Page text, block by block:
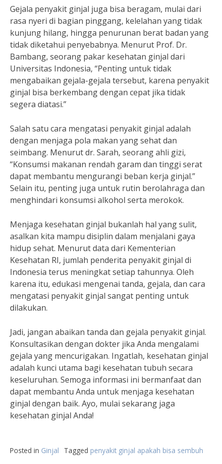
Gejala penyakit ginjal juga bisa beragam, mulai dari
rasa nyeri di bagian pinggang, kelelahan yang tidak
kunjung hilang, hingga penurunan berat badan yang
tidak diketahui penyebabnya. Menurut Prof. Dr.
Bambang, seorang pakar kesehatan ginjal dari
Universitas Indonesia, “Penting untuk tidak
mengabaikan gejala-gejala tersebut, karena penyakit
ginjal bisa berkembang dengan cepat jika tidak
segera diatasi.”
Salah satu cara mengatasi penyakit ginjal adalah
dengan menjaga pola makan yang sehat dan
seimbang. Menurut dr. Sarah, seorang ahli gizi,
“Konsumsi makanan rendah garam dan tinggi serat
dapat membantu mengurangi beban kerja ginjal.”
Selain itu, penting juga untuk rutin berolahraga dan
menghindari konsumsi alkohol serta merokok.
Menjaga kesehatan ginjal bukanlah hal yang sulit,
asalkan kita mampu disiplin dalam menjalani gaya
hidup sehat. Menurut data dari Kementerian
Kesehatan RI, jumlah penderita penyakit ginjal di
Indonesia terus meningkat setiap tahunnya. Oleh
karena itu, edukasi mengenai tanda, gejala, dan cara
mengatasi penyakit ginjal sangat penting untuk
dilakukan.
Jadi, jangan abaikan tanda dan gejala penyakit ginjal.
Konsultasikan dengan dokter jika Anda mengalami
gejala yang mencurigakan. Ingatlah, kesehatan ginjal
adalah kunci utama bagi kesehatan tubuh secara
keseluruhan. Semoga informasi ini bermanfaat dan
dapat membantu Anda untuk menjaga kesehatan
ginjal dengan baik. Ayo, mulai sekarang jaga
kesehatan ginjal Anda!
Posted in Ginjal Tagged penyakit ginjal apakah bisa sembuh